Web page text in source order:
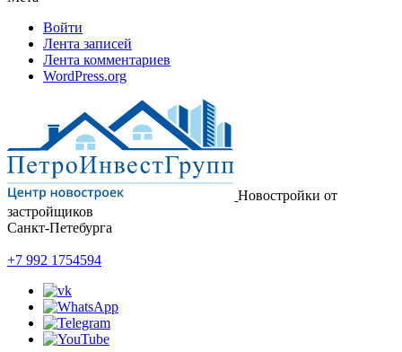
Войти
Лента записей
Лента комментариев
WordPress.org
Новостройки от
застройщиков
Санкт-Петебурга
+7 992 1754594